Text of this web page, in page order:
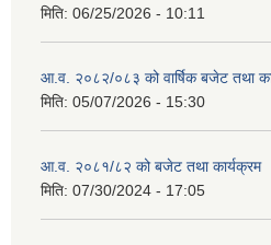
मिति: 06/25/2026 - 10:11
आ.व. २०८२/०८३ को वार्षिक बजेट तथा
मिति: 05/07/2026 - 15:30
आ.व. २०८१/८२ को बजेट तथा कार्यक्रम
मिति: 07/30/2024 - 17:05